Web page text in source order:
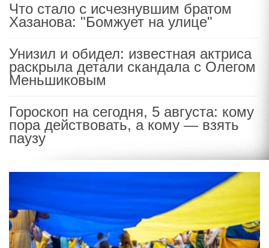
Что стало с исчезнувшим братом
Хазанова: "Бомжует на улице"
Унизил и обидел: известная актриса
раскрыла детали скандала с Олегом
Меньшиковым
Гороскоп на сегодня, 5 августа: кому
пора действовать, а кому — взять
паузу